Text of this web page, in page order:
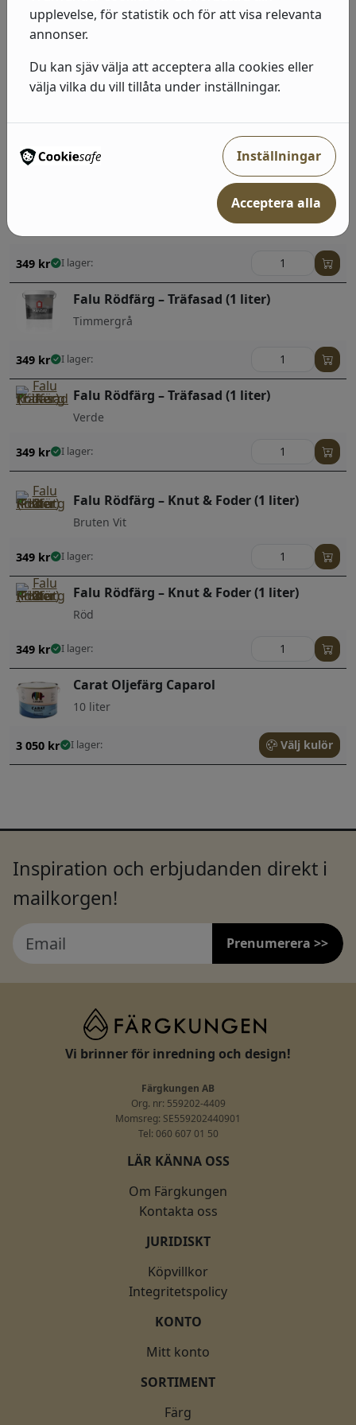
Relaterade produkter
349 I lager:
Falu Rödfärg – Träfasad (1 liter)
349 kr I lager:
Falu Rödfärg – Träfasad (1 liter)
Timmergrå
349 kr I lager:
Falu Rödfärg – Träfasad (1 liter)
Verde
349 kr I lager:
Falu Rödfärg – Knut & Foder (1 liter)
Bruten Vit
349 kr I lager:
Falu Rödfärg – Knut & Foder (1 liter)
Röd
349 kr I lager:
Carat Oljefärg Caparol
10 liter
3 050 kr I lager: Välj kulör
Inspiration och erbjudanden direkt i
mailkorgen!
Prenumerera >>
Vi brinner för inredning och design!
Färgkungen AB
Org. nr: 559202-4409
Momsreg: SE559202440901
Tel: 060 607 01 50
LÄR KÄNNA OSS
Om Färgkungen
Kontakta oss
JURIDISKT
Köpvillkor
Integritetspolicy
KONTO
Mitt konto
SORTIMENT
Färg
upplevelse, för statistik och för att visa relevanta
annonser.
Du kan sjäv välja att acceptera alla cookies eller
välja vilka du vill tillåta under inställningar.
Inställningar
Acceptera alla